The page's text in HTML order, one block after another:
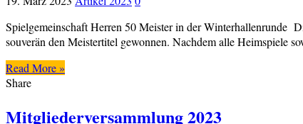
Spielgemeinschaft Herren 50 Meister in der Winterhallenrunde
souverän den Meistertitel gewonnen. Nachdem alle Heimspiele
Read More »
Share
Mitgliederversammlung 2023